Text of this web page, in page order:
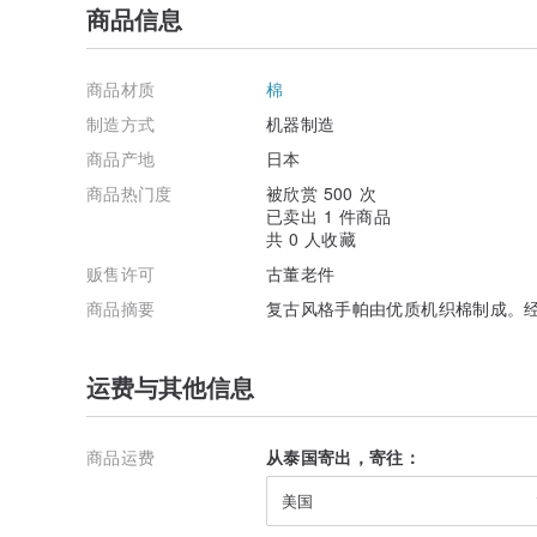
商品信息
商品材质
棉
制造方式
机器制造
商品产地
日本
商品热门度
被欣赏 500 次
已卖出 1 件商品
共 0 人收藏
贩售许可
古董老件
商品摘要
复古风格手帕由优质机织棉制成。
运费与其他信息
商品运费 从泰国寄出，寄往：
美国